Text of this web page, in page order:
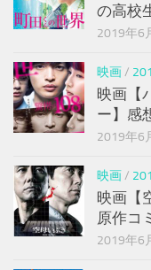
の高校
2019年6
映画/
映画【
ー】感
2019年6
映画/
映画【
原作コ
2019年6